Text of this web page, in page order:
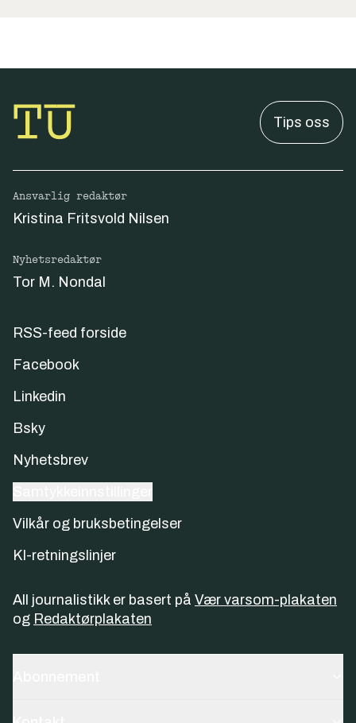
Tips oss
Ansvarlig redaktør
Kristina Fritsvold Nilsen
Nyhetsredaktør
Tor M. Nondal
RSS-feed forside
Facebook
Linkedin
Bsky
Nyhetsbrev
Vilkår og bruksbetingelser
KI-retningslinjer
All journalistikk er basert på Vær varsom-plakaten
og Redaktørplakaten